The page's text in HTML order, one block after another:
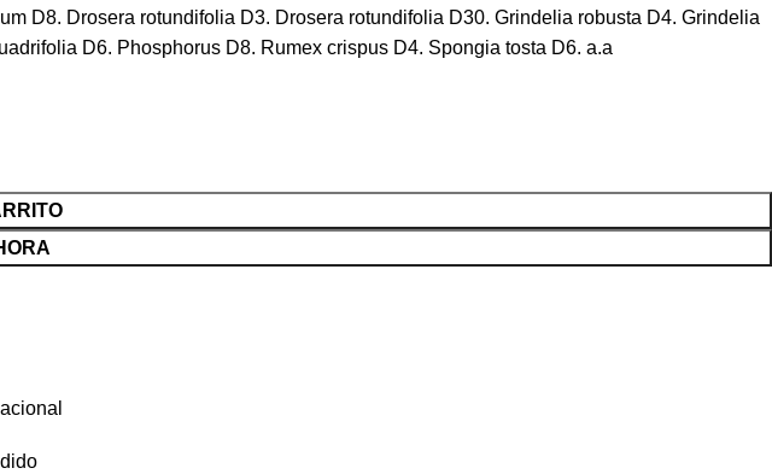
D8. Drosera rotundifolia D3. Drosera rotundifolia D30. Grindelia robusta D4. Grindelia
D6. Phosphorus D8. Rumex crispus D4. Spongia tosta D6. a.a